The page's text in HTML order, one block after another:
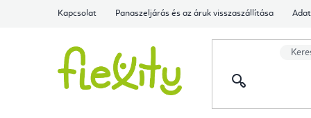
Kapcsolat Panaszeljárás és az áruk visszaszállítása